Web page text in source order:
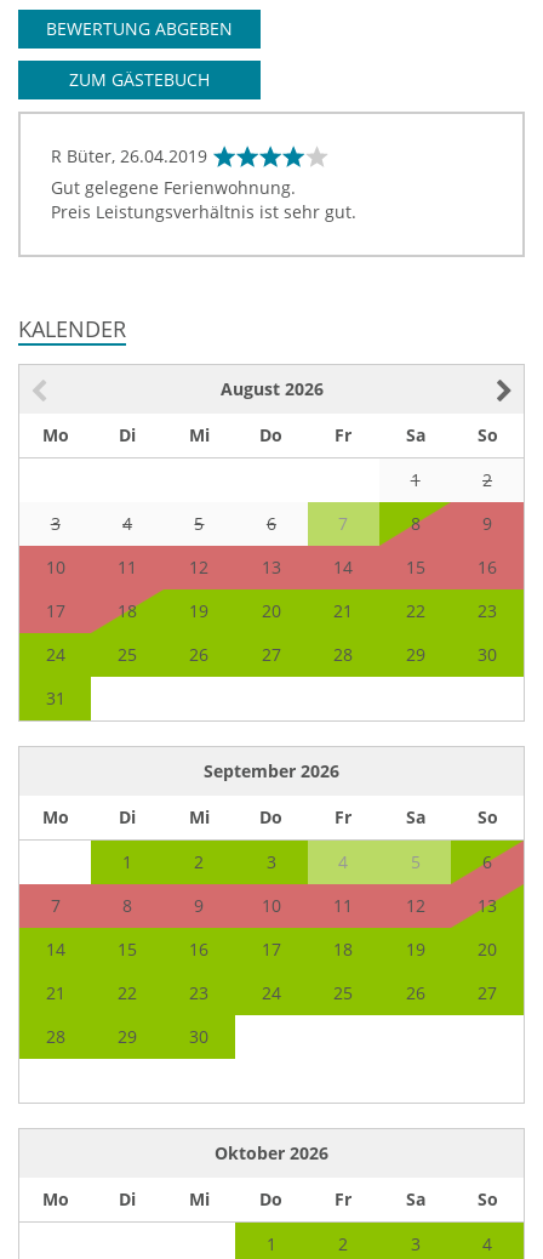
BEWERTUNG ABGEBEN
ZUM GÄSTEBUCH
R Büter, 26.04.2019
Gut gelegene Ferienwohnung.
Preis Leistungsverhältnis ist sehr gut.
KALENDER
August 2026
Mo
Di Mi Do Fr Sa
So
1
2
3
4 5 6 7 8
9
10
11 12 13 14 15
16
17
18 19 20 21 22
23
24
25 26 27 28 29
30
31
September 2026
Mo
Di Mi Do Fr Sa
So
1
2 3 4 5
6
7
8 9 10 11 12
13
14
15 16 17 18 19
20
21
22 23 24 25 26
27
28
29 30
Oktober 2026
Mo
Di Mi Do Fr Sa
So
1
2 3
4